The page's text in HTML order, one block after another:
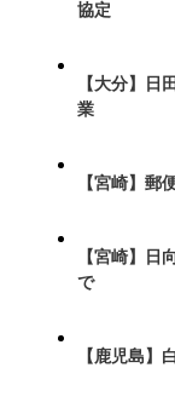
協定
【大分】日
業
【宮崎】郵
【宮崎】日
で
【鹿児島】